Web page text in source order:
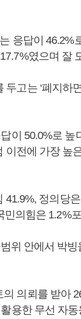
응답이
17.7%였으며
고는 ‘폐지하면
이 50.0%로 높
전에 가장 높
정의당
의힘은 1.2%
위 안에서 박
의뢰를 받아
용한 무선 자